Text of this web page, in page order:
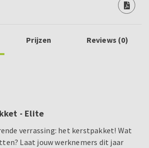
Prijzen Reviews (0)
- Elite
verrassing: het kerstpakket! Wat
Laat jouw werknemers dit jaar